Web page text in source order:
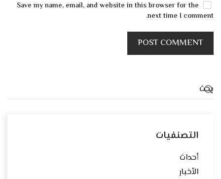
Save my name, email, and website in this browser for the
next time I comment.
POST COMMENT
التصنفيات
أحداث
الأخبار